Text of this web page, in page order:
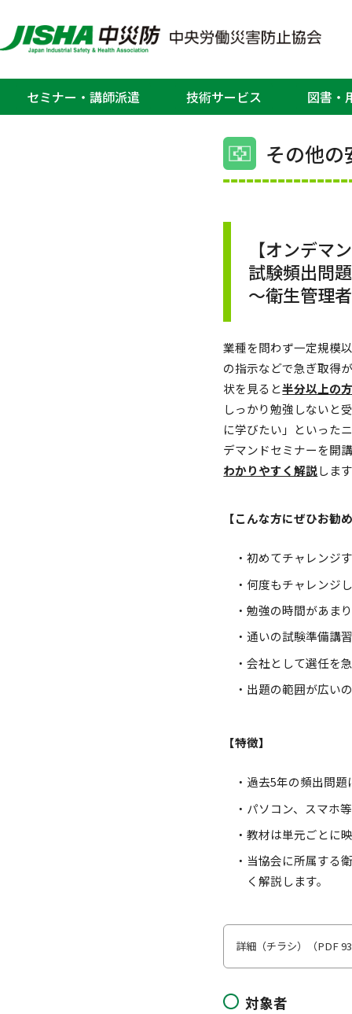
セミナー・講師派遣 技術サービス 図書・
他の安全衛生管理コース)
中部安全
その他
【オンデマ
試験頻出問
～衛生管理
業種を問わず一定規模
の指示などで急ぎ取得
状を見ると半分以上の
しっかり勉強しないと
に学びたい」といった
デマンドセミナーを開
わかりやすく解説しま
【こんな方にぜひお勧
初めてチャレンジ
何度もチャレンジ
勉強の時間があま
通いの試験準備講
会社として選任を
出題の範囲が広い
【特徴】
過去5年の頻出問
パソコン、スマホ
教材は単元ごとに
当協会に所属する
く解説します。
詳細（チラシ）（PDF
対象者